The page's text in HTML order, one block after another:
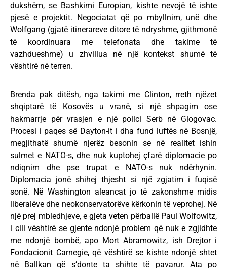
dukshëm, se Bashkimi Europian, kishte nevojë të ishte
pjesë e projektit. Negociatat që po mbyllnim, unë dhe
Wolfgang (gjatë itinerareve ditore të ndryshme, gjithmonë
të koordinuara me telefonata dhe takime të
vazhdueshme) u zhvillua në një kontekst shumë të
vështirë në terren.
Brenda pak ditësh, nga takimi me Clinton, rreth njëzet
shqiptarë të Kosovës u vranë, si një shpagim ose
hakmarrje për vrasjen e një polici Serb në Glogovac.
Procesi i paqes së Dayton-it i dha fund luftës në Bosnjë,
megjithatë shumë njerëz besonin se në realitet ishin
sulmet e NATO-s, dhe nuk kuptohej çfarë diplomacie po
ndiqnim dhe pse trupat e NATO-s nuk ndërhynin.
Diplomacia jonë shihej thjesht si një zgjatim i fuqisë
sonë. Në Washington aleancat jo të zakonshme midis
liberalëve dhe neokonservatorëve kërkonin të veprohej. Në
një prej mbledhjeve, e gjeta veten përballë Paul Wolfowitz,
i cili vështirë se gjente ndonjë problem që nuk e zgjidhte
me ndonjë bombë, apo Mort Abramowitz, ish Drejtor i
Fondacionit Carnegie, që vështirë se kishte ndonjë shtet
në Ballkan që s’donte ta shihte të pavarur. Ata po